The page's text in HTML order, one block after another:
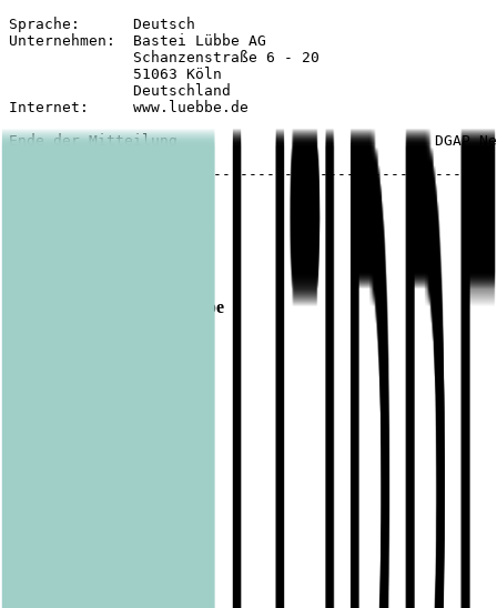
Sprache:      Deutsch
Unternehmen:  Bastei Lübbe AG
              Schanzenstraße 6 - 20
              51063 Köln
              Deutschland
Internet:     www.luebbe.de
Ende der Mitteilung                             DGAP
Bastei Lübbe Verlagsgruppe